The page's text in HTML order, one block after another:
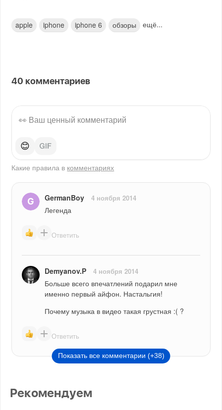
apple iphone iphone 6 обзоры ещё...
40 комментариев
😊
Какие правила в комментариях
GermanBoy 4 ноября 2014
Легенда
Ответить
Demyanov.P 4 ноября 2014
Больше всего впечатлений подарил мне
именно первый айфон. Настальгия!
Почему музыка в видео такая грустная :( ?
Ответить
Показать все комментарии (+38)
Рекомендуем